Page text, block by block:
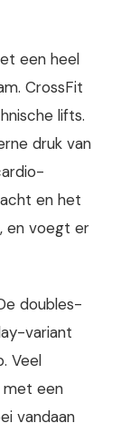
een heel
CrossFit
lifts.
druk van
en het
en voegt er
doubles-
variant
Veel
met een
vandaan